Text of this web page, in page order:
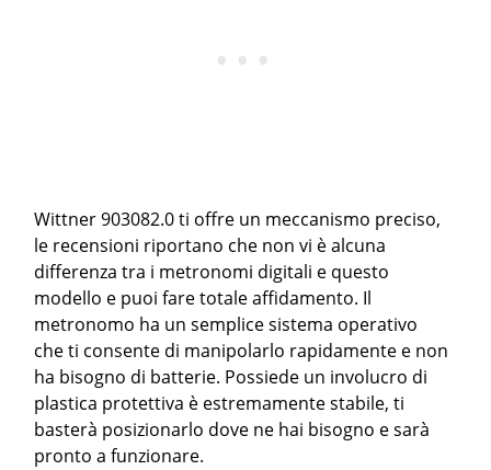
Wittner 903082.0 ti offre un meccanismo preciso,
le recensioni riportano che non vi è alcuna
differenza tra i metronomi digitali e questo
modello e puoi fare totale affidamento. Il
metronomo ha un semplice sistema operativo
che ti consente di manipolarlo rapidamente e non
ha bisogno di batterie. Possiede un involucro di
plastica protettiva è estremamente stabile, ti
basterà posizionarlo dove ne hai bisogno e sarà
pronto a funzionare.